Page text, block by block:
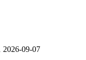
2026-09-07